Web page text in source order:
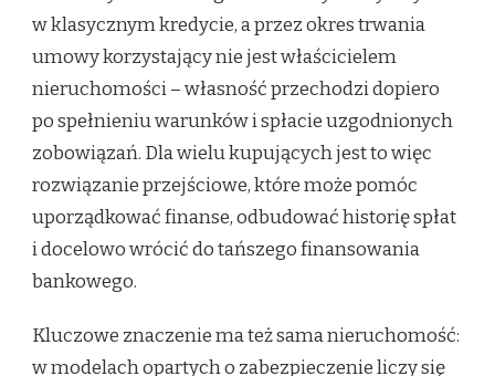
w klasycznym kredycie, a przez okres trwania
umowy korzystający nie jest właścicielem
nieruchomości – własność przechodzi dopiero
po spełnieniu warunków i spłacie uzgodnionych
zobowiązań. Dla wielu kupujących jest to więc
rozwiązanie przejściowe, które może pomóc
uporządkować finanse, odbudować historię spłat
i docelowo wrócić do tańszego finansowania
bankowego.
Kluczowe znaczenie ma też sama nieruchomość:
w modelach opartych o zabezpieczenie liczy się